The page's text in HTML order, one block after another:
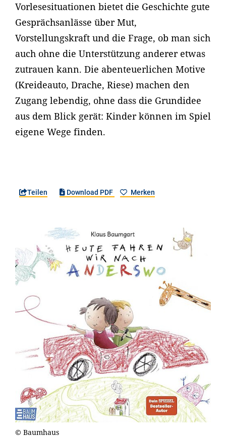
Vorlesesituationen bietet die Geschichte gute
Gesprächsanlässe über Mut,
Vorstellungskraft und die Frage, ob man sich
auch ohne die Unterstützung anderer etwas
zutrauen kann. Die abenteuerlichen Motive
(Kreideauto, Drache, Riese) machen den
Zugang lebendig, ohne dass die Grundidee
aus dem Blick gerät: Kinder können im Spiel
eigene Wege finden.
Teilen Download PDF Merken
© Baumhaus